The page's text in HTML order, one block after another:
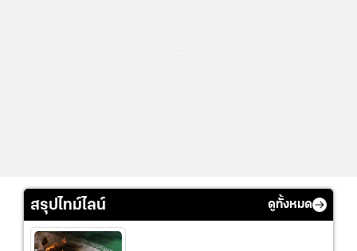
สรุปไทม์ไลน์ ดูทั้งหมด